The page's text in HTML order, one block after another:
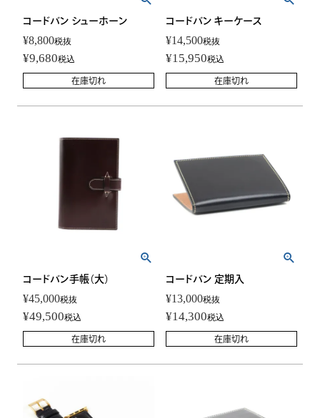
コードバン シューホーン
¥8,800税抜
¥9,680税込
在庫切れ
コードバン キーケース
¥14,500税抜
¥15,950税込
在庫切れ
コードバン手帳（大）
¥45,000税抜
¥49,500税込
在庫切れ
コードバン 定期入
¥13,000税抜
¥14,300税込
在庫切れ